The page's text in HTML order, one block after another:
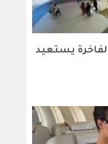
الفاخرة يستعيد